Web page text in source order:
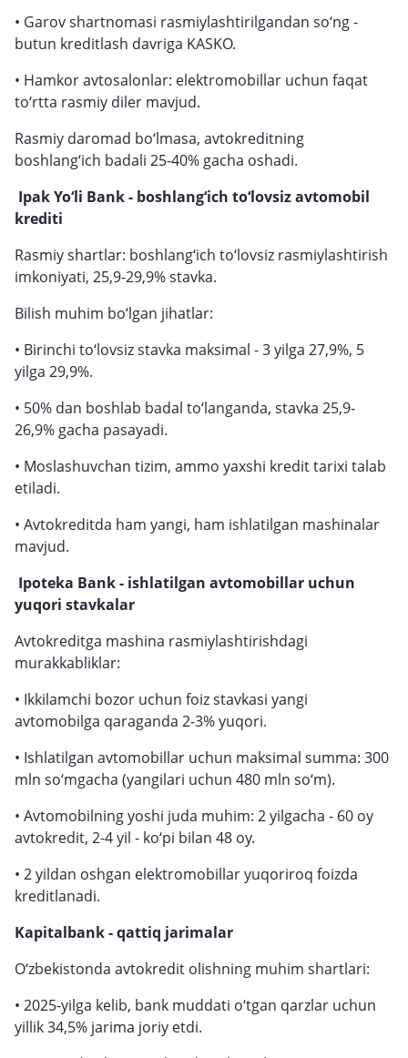
• Garov shartnomasi rasmiylashtirilgandan so‘ng -
butun kreditlash davriga KASKO.
• Hamkor avtosalonlar: elektromobillar uchun faqat
to‘rtta rasmiy diler mavjud.
Rasmiy daromad bo‘lmasa, avtokreditning
boshlang‘ich badali 25-40% gacha oshadi.
Ipak Yo‘li Bank - boshlang‘ich to‘lovsiz avtomobil
krediti
Rasmiy shartlar: boshlang‘ich to‘lovsiz rasmiylashtirish
imkoniyati, 25,9-29,9% stavka.
Bilish muhim bo‘lgan jihatlar:
• Birinchi to‘lovsiz stavka maksimal - 3 yilga 27,9%, 5
yilga 29,9%.
• 50% dan boshlab badal to‘langanda, stavka 25,9-
26,9% gacha pasayadi.
• Moslashuvchan tizim, ammo yaxshi kredit tarixi talab
etiladi.
• Avtokreditda ham yangi, ham ishlatilgan mashinalar
mavjud.
Ipoteka Bank - ishlatilgan avtomobillar uchun
yuqori stavkalar
Avtokreditga mashina rasmiylashtirishdagi
murakkabliklar:
• Ikkilamchi bozor uchun foiz stavkasi yangi
avtomobilga qaraganda 2-3% yuqori.
• Ishlatilgan avtomobillar uchun maksimal summa: 300
mln so‘mgacha (yangilari uchun 480 mln so‘m).
• Avtomobilning yoshi juda muhim: 2 yilgacha - 60 oy
avtokredit, 2-4 yil - ko‘pi bilan 48 oy.
• 2 yildan oshgan elektromobillar yuqoriroq foizda
kreditlanadi.
Kapitalbank - qattiq jarimalar
O‘zbekistonda avtokredit olishning muhim shartlari:
• 2025-yilga kelib, bank muddati o‘tgan qarzlar uchun
yillik 34,5% jarima joriy etdi.